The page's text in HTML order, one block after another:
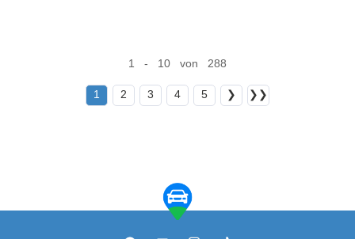
1 - 10 von 288
1 2 3 4 5 ❯ ❯❯